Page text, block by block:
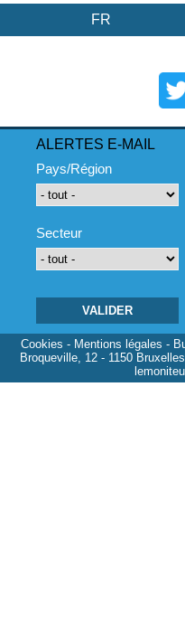
FR
ALERTES E-MAIL
Pays/Région
Secteur
Cookies - Mentions légales -
Broqueville, 12 - 1150